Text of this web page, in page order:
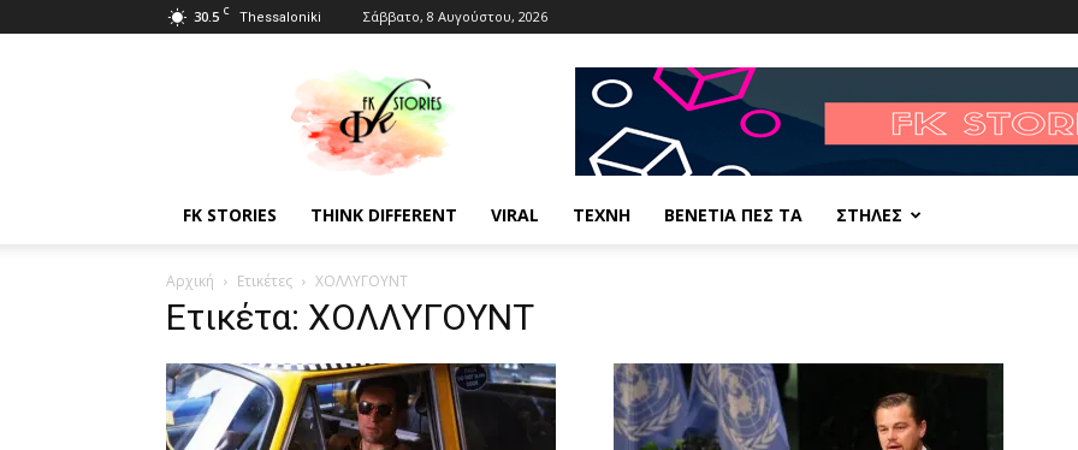
30.5 C Thessaloniki Σάββατο, 8 Αυγούστου, 2026
Fkstories
FK STORIES THINK DIFFERENT VIRAL ΤΕΧΝΗ ΒΕΝΕΤΙΑ ΠΕΣ ΤΑ ΣΤΗΛΕΣ
Αρχική Ετικέτες ΧΟΛΛΥΓΟΥΝΤ
Ετικέτα: ΧΟΛΛΥΓΟΥΝΤ